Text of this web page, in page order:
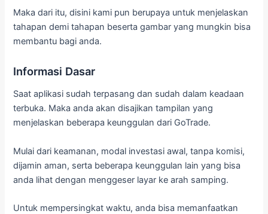
Maka dari itu, disini kami pun berupaya untuk menjelaskan
tahapan demi tahapan beserta gambar yang mungkin bisa
membantu bagi anda.
Informasi Dasar
Saat aplikasi sudah terpasang dan sudah dalam keadaan
terbuka. Maka anda akan disajikan tampilan yang
menjelaskan beberapa keunggulan dari GoTrade.
Mulai dari keamanan, modal investasi awal, tanpa komisi,
dijamin aman, serta beberapa keunggulan lain yang bisa
anda lihat dengan menggeser layar ke arah samping.
Untuk mempersingkat waktu, anda bisa memanfaatkan